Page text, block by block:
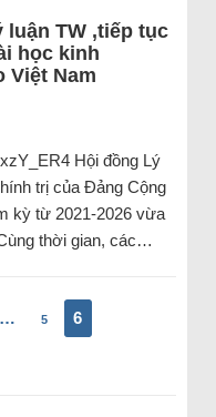
TW ‚tiếp tục
học kinh
Việt Nam
Hội đồng Lý
trị của Đảng Cộng
kỳ từ 2021-2026 vừa
thời gian, các…
… 5 6